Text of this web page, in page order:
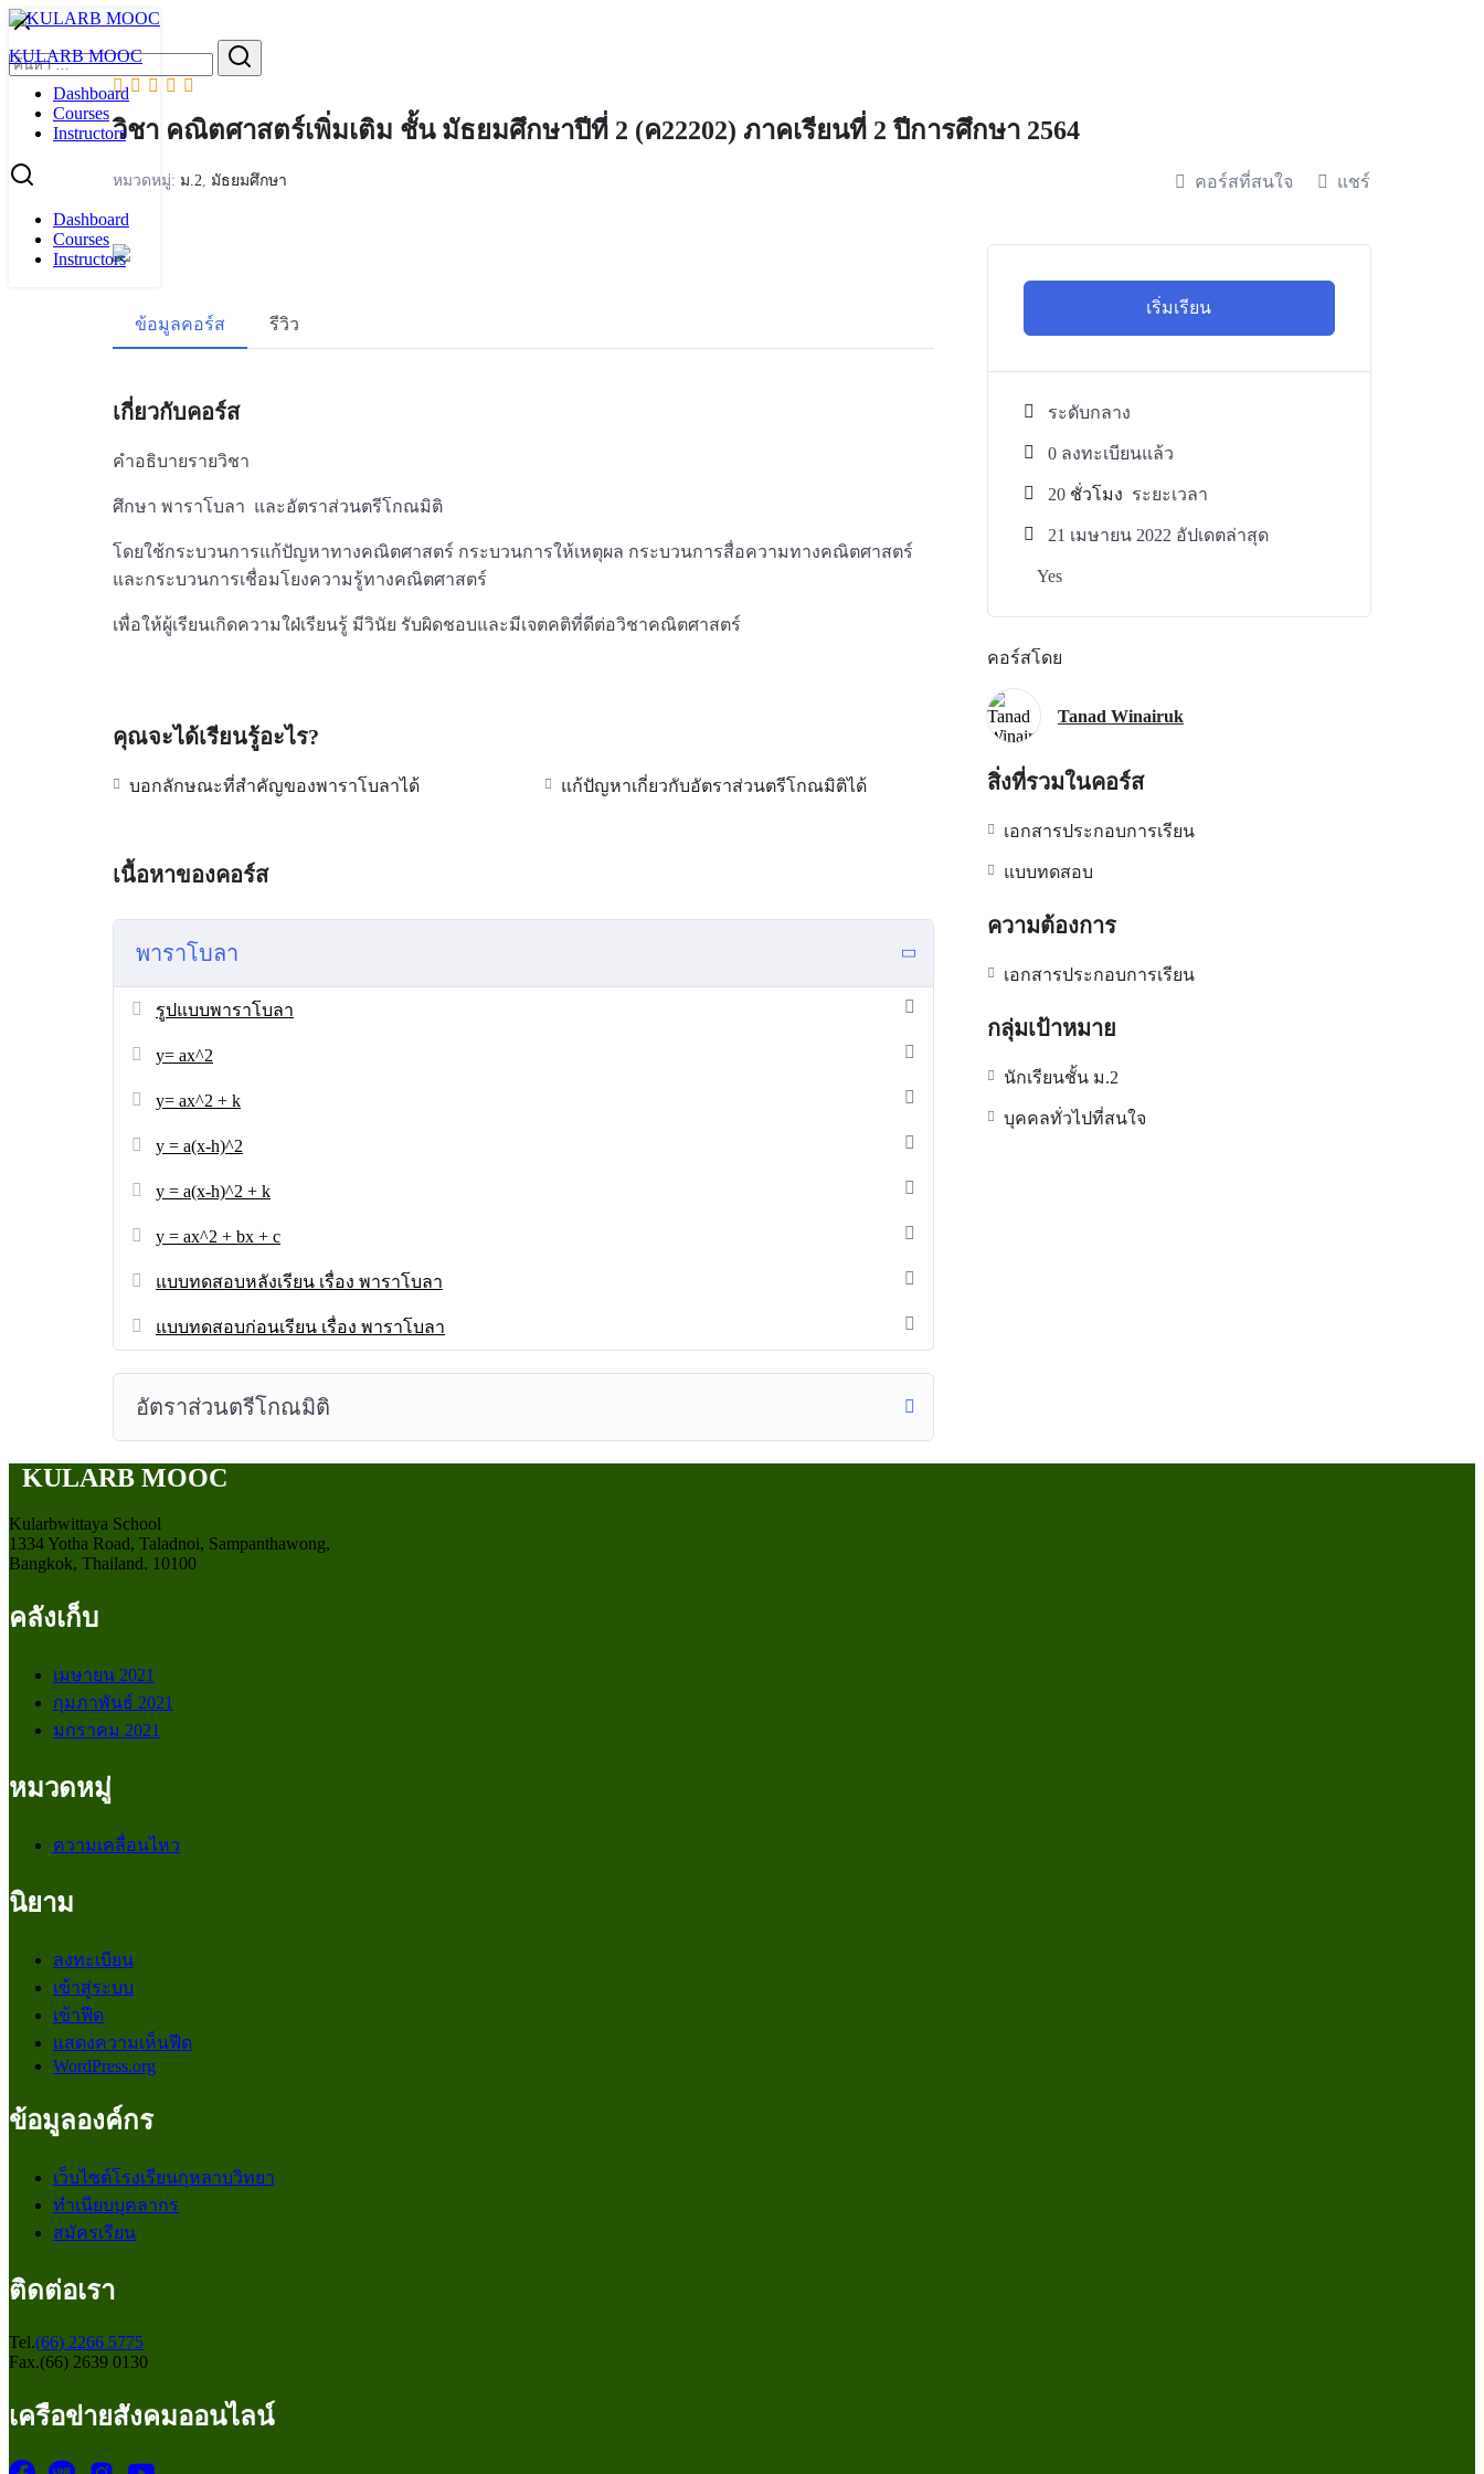
Skip
content
KULARB MOOC
Dashboard
Courses
Instructors
Dashboard
Courses
Instructors
Search
for:
วิชา คณิตศาสตร์เพิ่มเติม ชั้น มัธยมศึกษาปีที่ 2 (ค22202) ภาคเรียนที่ 2 ปีการศึกษา 2564
หมวดหมู่: ม.2, มัธยมศึกษา คอร์สที่สนใจ แชร์
ข้อมูลคอร์ส รีวิว
เกี่ยวกับคอร์ส
คำอธิบายรายวิชา
ศึกษา พาราโบลา และอัตราส่วนตรีโกณมิติ
โดยใช้กระบวนการแก้ปัญหาทางคณิตศาสตร์ กระบวนการให้เหตุผล กระบวนการสื่อความทางคณิตศาสตร์
และกระบวนการเชื่อมโยงความรู้ทางคณิตศาสตร์
เพื่อให้ผู้เรียนเกิดความใฝ่เรียนรู้ มีวินัย รับผิดชอบและมีเจตคติที่ดีต่อวิชาคณิตศาสตร์
คุณจะได้เรียนรู้อะไร?
บอกลักษณะที่สำคัญของพาราโบลาได้ แก้ปัญหาเกี่ยวกับอัตราส่วนตรีโกณมิติได้
เนื้อหาของคอร์ส
พาราโบลา
รูปแบบพาราโบลา
y= ax^2
y= ax^2 + k
y = a(x-h)^2
y = a(x-h)^2 + k
y = ax^2 + bx + c
แบบทดสอบหลังเรียน เรื่อง พาราโบลา
แบบทดสอบก่อนเรียน เรื่อง พาราโบลา
อัตราส่วนตรีโกณมิติ
เริ่มเรียน
ระดับกลาง
0 ลงทะเบียนแล้ว
20 ชั่วโมง ระยะเวลา
21 เมษายน 2022 อัปเดตล่าสุด
Yes
คอร์สโดย
Tanad Winairuk
สิ่งที่รวมในคอร์ส
เอกสารประกอบการเรียน
แบบทดสอบ
ความต้องการ
เอกสารประกอบการเรียน
กลุ่มเป้าหมาย
นักเรียนชั้น ม.2
บุคคลทั่วไปที่สนใจ
KULARB MOOC
Kularbwittaya School
1334 Yotha Road, Taladnoi, Sampanthawong,
Bangkok, Thailand. 10100
คลังเก็บ
เมษายน 2021
กุมภาพันธ์ 2021
มกราคม 2021
หมวดหมู่
ความเคลื่อนไหว
นิยาม
ลงทะเบียน
เข้าสู่ระบบ
เข้าฟีด
แสดงความเห็นฟีด
WordPress.org
ข้อมูลองค์กร
เว็บไซต์โรงเรียนกุหลาบวิทยา
ทำเนียบบุคลากร
สมัครเรียน
ติดต่อเรา
Tel.(66) 2266 5775
Fax.(66) 2639 0130
เครือข่ายสังคมออนไลน์